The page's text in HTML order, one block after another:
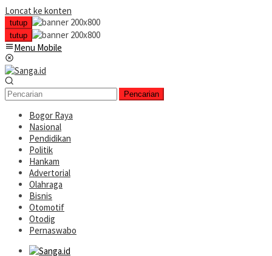
Loncat ke konten
tutup
tutup
Menu Mobile
Pencarian
Bogor Raya
Nasional
Pendidikan
Politik
Hankam
Advertorial
Olahraga
Bisnis
Otomotif
Otodig
Pernaswabo